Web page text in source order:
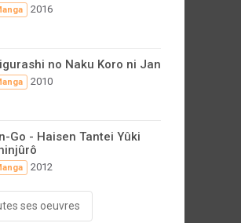
2016
no Naku Koro ni Jan
2010
Go - Haisen Tantei Yûki
2012
ses oeuvres